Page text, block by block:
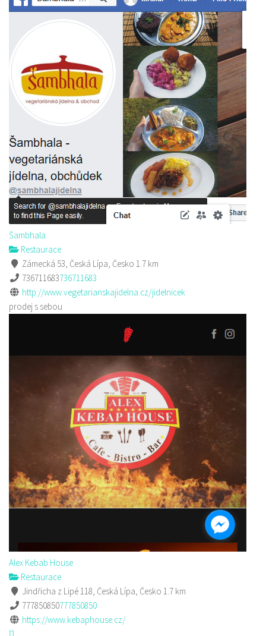
Šambhala
Restaurace
Zámecká 53, Česká Lípa, Česko 1.7 km
736711683736711683
http://www.vegetarianskajidelna.cz/jidelnicek
prodej s sebou
Alex Kebab House
Restaurace
Jindřicha z Lipé 118, Česká Lípa, Česko 1.7 km
777850850777850850
https://www.kebaphouse.cz/